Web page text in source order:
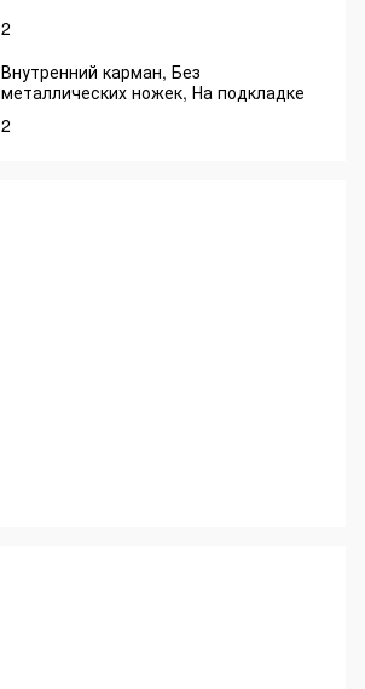
2
Внутренний карман, Без
металлических ножек, На подкладке
2